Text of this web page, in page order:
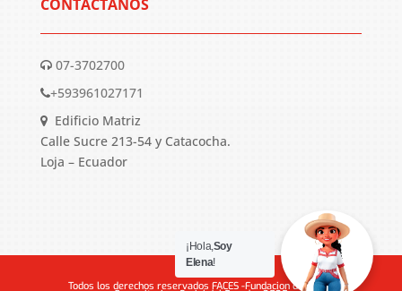
CONTÁCTANOS
07-3702700
+593961027171
Edificio Matriz
Calle Sucre 213-54 y Catacocha.
Loja – Ecuador
Todos los derechos reservados FACES -Fundacion de Apoyo
¡Hola,Soy
Elena!